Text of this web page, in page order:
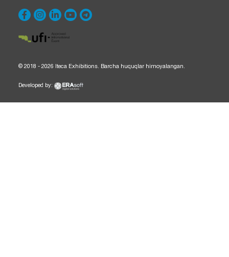
© 2018 - 2026 Iteca Exhibitions. Barcha huquqlar himoyalangan.
Developed by: